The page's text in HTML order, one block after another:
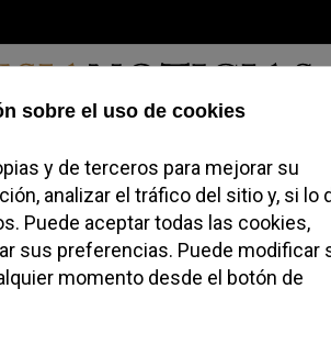
08 de agosto de 2026
Temas Buscar #JovenesConFe Podcast
del Papa a
interés